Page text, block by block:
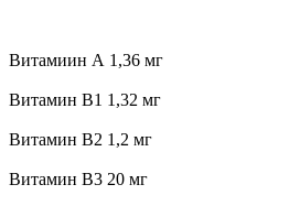
Витамиин А 1,36 мг
Витамин В1 1,32 мг
Витамин В2 1,2 мг
Витамин В3 20 мг